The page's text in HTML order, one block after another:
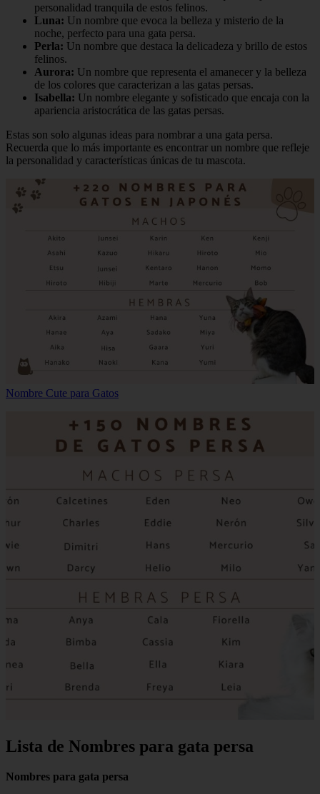
personalidad tranquila de estos felinos.
Luna: Un nombre que evoca la belleza y misterio de la
noche, perfecto para una gata persa.
Perla: Un nombre que destaca la delicadeza y brillo de estos
felinos.
Aurora: Un nombre que representa el amanecer y la belleza
de los colores que caracterizan a las gatas persas.
Isabella: Un nombre elegante y sofisticado que encaja con la
apariencia aristocrática de las gatas persas.
Estas son solo algunas ideas para nombrar a una gata persa.
Recuerda que lo más importante es encontrar un nombre que refleje
la personalidad y características únicas de tu mascota.
Nombre Cute para Gatos
Lista de Nombres para gata persa
Nombres para gata persa